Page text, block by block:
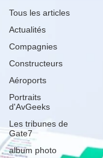
Tous les articles
Actualités
Compagnies
Constructeurs
Aéroports
Portraits
d'AvGeeks
Les tribunes de
Gate7
album photo